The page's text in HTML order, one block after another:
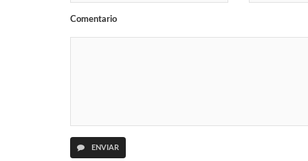
Comentario
ENVIAR